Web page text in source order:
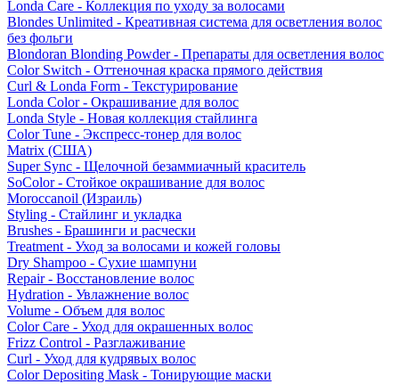
Londa Care - Коллекция по уходу за волосами
Blondes Unlimited - Креативная система для осветления волос
без фольги
Blondoran Blonding Powder - Препараты для осветления волос
Color Switch - Оттеночная краска прямого действия
Curl & Londa Form - Текстурирование
Londa Color - Окрашивание для волос
Londa Style - Новая коллекция стайлинга
Color Tune - Экспресс-тонер для волос
Matrix (США)
Super Sync - Щелочной безаммиачный краситель
SoColor - Стойкое окрашивание для волос
Moroccanoil (Израиль)
Styling - Стайлинг и укладка
Brushes - Брашинги и расчески
Treatment - Уход за волосами и кожей головы
Dry Shampoo - Сухие шампуни
Repair - Восстановление волос
Hydration - Увлажнение волос
Volume - Объем для волос
Color Care - Уход для окрашенных волос
Frizz Control - Разглаживание
Curl - Уход для кудрявых волос
Color Depositing Mask - Тонирующие маски